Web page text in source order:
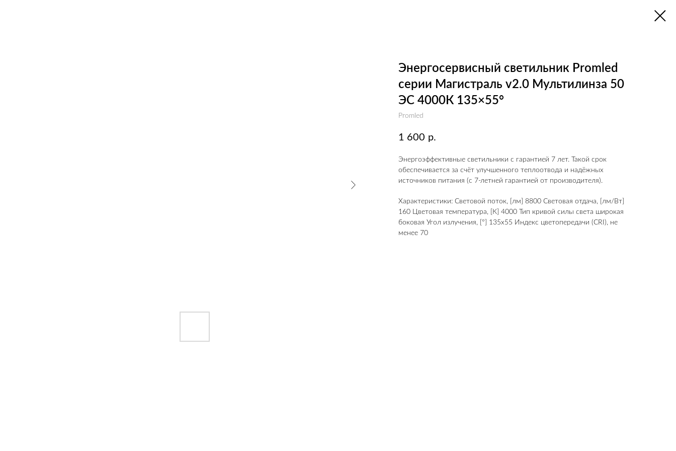
Энергосервисный светильник Promled
серии Магистраль v2.0 Мультилинза 50
ЭС 4000К 135×55°
Promled
1 600 р.
Энергоэффективные светильники с гарантией 7 лет. Такой срок
обеспечивается за счёт улучшенного теплоотвода и надёжных
источников питания (с 7-летней гарантией от производителя).
Характеристики: Световой поток, [лм] 8800 Световая отдача, [лм/Вт]
160 Цветовая температура, [К] 4000 Тип кривой силы света широкая
боковая Угол излучения, [°] 135x55 Индекс цветопередачи (CRI), не
менее 70